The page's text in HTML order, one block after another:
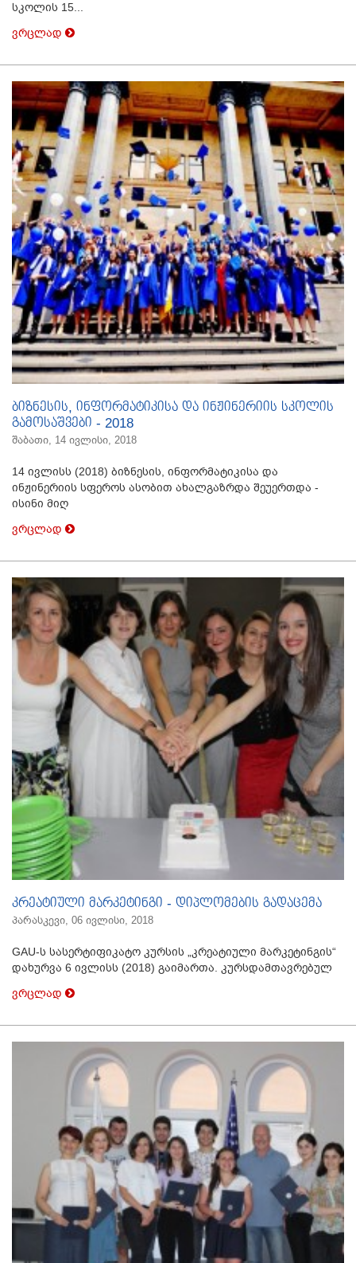
სკოლის 15...
ვრცლად
ბიზნესის, ინფორმატიკისა და ინჟინერიის სკოლის
გამოსაშვები - 2018
შაბათი, 14 ივლისი, 2018
14 ივლისს (2018) ბიზნესის, ინფორმატიკისა და
ინჟინერიის სფეროს ასობით ახალგაზრდა შეუერთდა -
ისინი მიღ
ვრცლად
კრეატიული მარკეტინგი - დიპლომების გადაცემა
პარასკევი, 06 ივლისი, 2018
GAU-ს სასერტიფიკატო კურსის „კრეატიული მარკეტინგის“
დახურვა 6 ივლისს (2018) გაიმართა. კურსდამთავრებულ
ვრცლად